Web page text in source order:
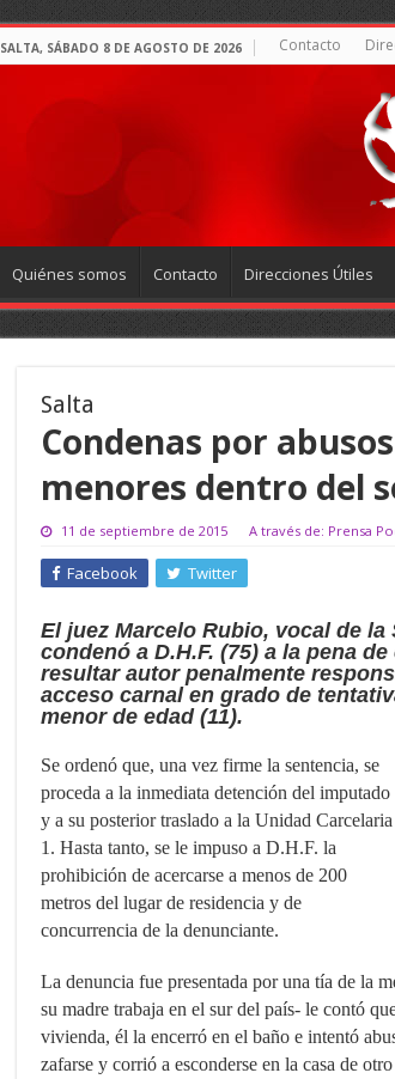
SALTA, SÁBADO 8 DE AGOSTO DE 2026 Contacto
Quiénes somos Contacto Direcciones Útiles
Salta
Condenas por
menores dentro del
11 de septiembre de 2015 A través de: Prensa
Facebook Twitter
El juez Marcelo Rubio, vocal de
condenó a D.H.F. (75) a la pena
resultar autor penalmente
acceso carnal en grado de
menor de edad (11).
Se ordenó que, una vez firme la sentencia, se
proceda a la inmediata detención del imputado
y a su posterior traslado a la Unidad Carcelaria
1. Hasta tanto, se le impuso a D.H.F. la
prohibición de acercarse a menos de 200
metros del lugar de residencia y de
concurrencia de la denunciante.
La denuncia fue presentada por una tía de la
su madre trabaja en el sur del país- le contó
vivienda, él la encerró en el baño e intentó
zafarse y corrió a esconderse en la casa de